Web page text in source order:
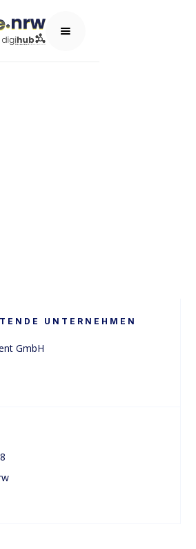
UNTERNEHMEN
GmbH